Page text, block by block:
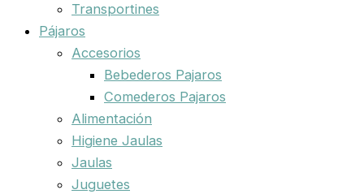
Transportines
Pájaros
Accesorios
Bebederos Pajaros
Comederos Pajaros
Alimentación
Higiene Jaulas
Jaulas
Juguetes